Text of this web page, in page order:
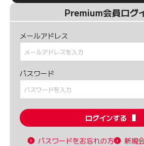
Premium会員ログ
メールアドレス
パスワード
ログインする
パスワードをお忘れの方 新規